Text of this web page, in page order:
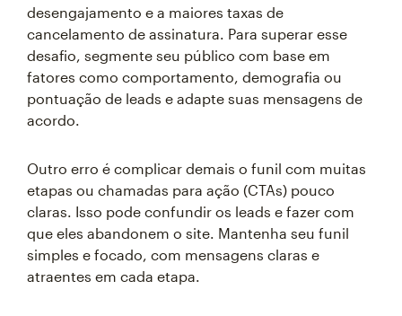
desengajamento e a maiores taxas de
cancelamento de assinatura. Para superar esse
desafio, segmente seu público com base em
fatores como comportamento, demografia ou
pontuação de leads e adapte suas mensagens de
acordo.
Outro erro é complicar demais o funil com muitas
etapas ou chamadas para ação (CTAs) pouco
claras. Isso pode confundir os leads e fazer com
que eles abandonem o site. Mantenha seu funil
simples e focado, com mensagens claras e
atraentes em cada etapa.